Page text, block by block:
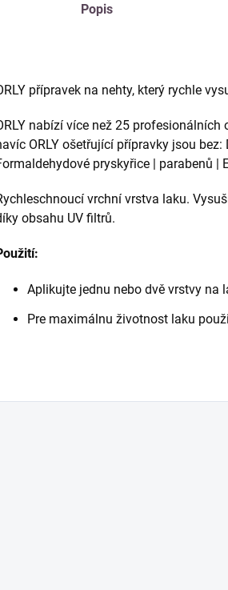
Popis
přípravek na nehty, který rychle
nabízí více než 25
ORLY ošetřující přípravky jsou
pryskyřice | parabenů |
vrchní vrstva laku.
obsahu UV filtrů.
Aplikujte jednu nebo dvě vrstvy na
Pre maximálnu životnost laku